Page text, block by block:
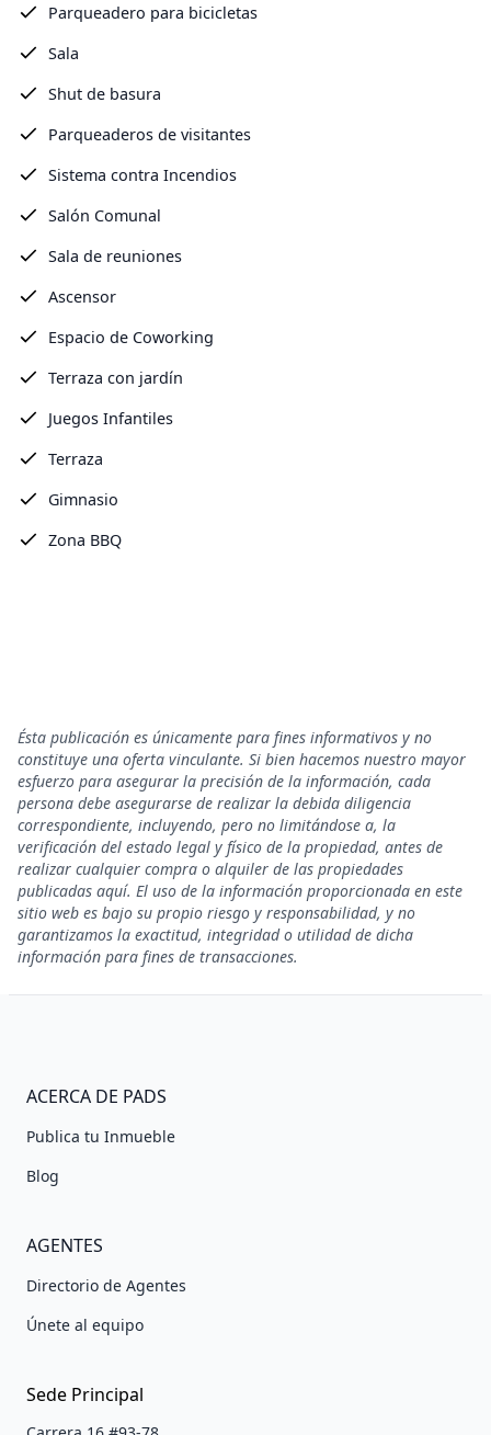
Parqueadero para bicicletas
Sala
Shut de basura
Parqueaderos de visitantes
Sistema contra Incendios
Salón Comunal
Sala de reuniones
Ascensor
Espacio de Coworking
Terraza con jardín
Juegos Infantiles
Terraza
Gimnasio
Zona BBQ
Ésta publicación es únicamente para fines informativos y no
constituye una oferta vinculante. Si bien hacemos nuestro mayor
esfuerzo para asegurar la precisión de la información, cada
persona debe asegurarse de realizar la debida diligencia
correspondiente, incluyendo, pero no limitándose a, la
verificación del estado legal y físico de la propiedad, antes de
realizar cualquier compra o alquiler de las propiedades
publicadas aquí. El uso de la información proporcionada en este
sitio web es bajo su propio riesgo y responsabilidad, y no
garantizamos la exactitud, integridad o utilidad de dicha
información para fines de transacciones.
ACERCA DE PADS
Publica tu Inmueble
Blog
AGENTES
Directorio de Agentes
Únete al equipo
Sede Principal